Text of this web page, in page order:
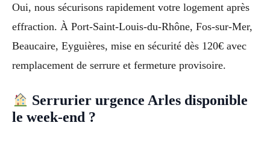
Oui, nous sécurisons rapidement votre logement après
effraction. À Port-Saint-Louis-du-Rhône, Fos-sur-Mer,
Beaucaire, Eyguières, mise en sécurité dès 120€ avec
remplacement de serrure et fermeture provisoire.
Serrurier urgence Arles disponible
le week-end ?